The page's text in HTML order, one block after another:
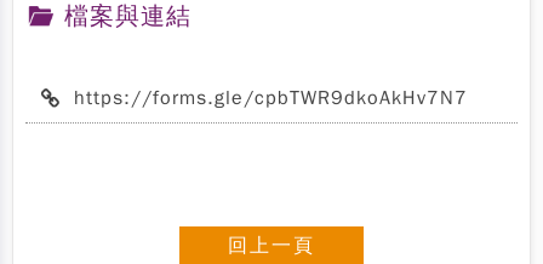
檔案與連結
https://forms.gle/cpbTWR9dkoAkHv7N7
回上一頁